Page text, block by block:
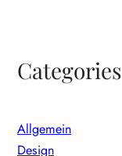
Categories
Allgemein
Design